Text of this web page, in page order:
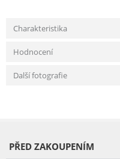
Charakteristika
Hodnocení
Další fotografie
PŘED ZAKOUPENÍM